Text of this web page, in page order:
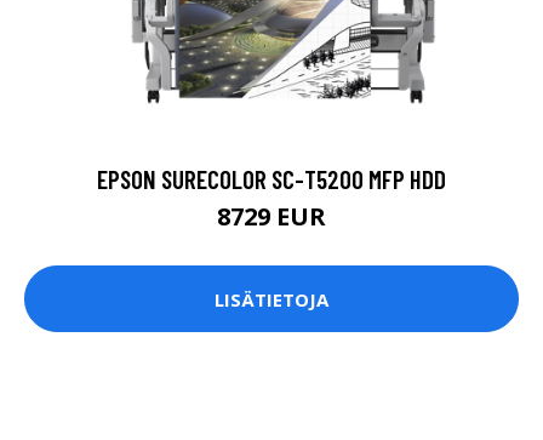
EPSON SURECOLOR SC-T5200 MFP HDD
8729 EUR
LISÄTIETOJA